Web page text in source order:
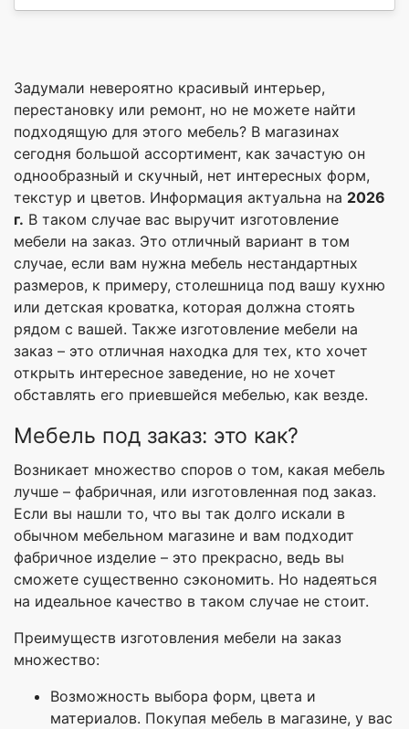
Задумали невероятно красивый интерьер,
перестановку или ремонт, но не можете найти
подходящую для этого мебель? В магазинах
сегодня большой ассортимент, как зачастую он
однообразный и скучный, нет интересных форм,
текстур и цветов. Информация актуальна на 2026
г. В таком случае вас выручит изготовление
мебели на заказ. Это отличный вариант в том
случае, если вам нужна мебель нестандартных
размеров, к примеру, столешница под вашу кухню
или детская кроватка, которая должна стоять
рядом с вашей. Также изготовление мебели на
заказ – это отличная находка для тех, кто хочет
открыть интересное заведение, но не хочет
обставлять его приевшейся мебелью, как везде.
Мебель под заказ: это как?
Возникает множество споров о том, какая мебель
лучше – фабричная, или изготовленная под заказ.
Если вы нашли то, что вы так долго искали в
обычном мебельном магазине и вам подходит
фабричное изделие – это прекрасно, ведь вы
сможете существенно сэкономить. Но надеяться
на идеальное качество в таком случае не стоит.
Преимуществ изготовления мебели на заказ
множество:
Возможность выбора форм, цвета и
материалов. Покупая мебель в магазине, у вас